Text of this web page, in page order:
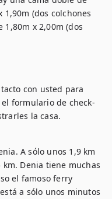
(dos colchones
x 2,00m (dos
con usted para
formulario de check-
A sólo unos 1,9 km
Denia tiene muchas
el famoso ferry
a sólo unos minutos